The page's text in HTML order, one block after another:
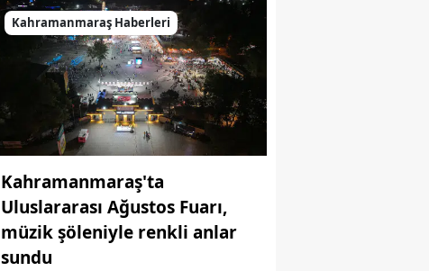
Kahramanmaraş Haberleri
Kahramanmaraş'ta
Uluslararası Ağustos Fuarı,
müzik şöleniyle renkli anlar
sundu